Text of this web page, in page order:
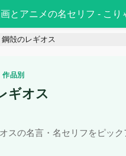
とアニメの名セリフ - こり
鋼殻のレギオス
品別
ギオス
スの名言・名セリフをピック